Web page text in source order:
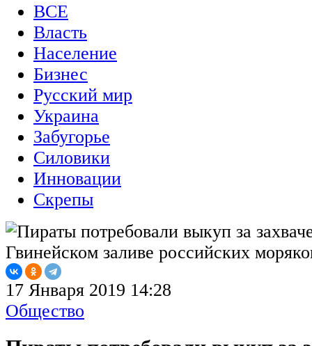
ВСЕ
Власть
Население
Бизнес
Русский мир
Украина
Забугорье
Силовики
Инновации
Скрепы
17 Января 2019 14:28
Общество